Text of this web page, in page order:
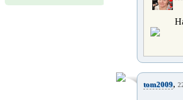
tom2009,